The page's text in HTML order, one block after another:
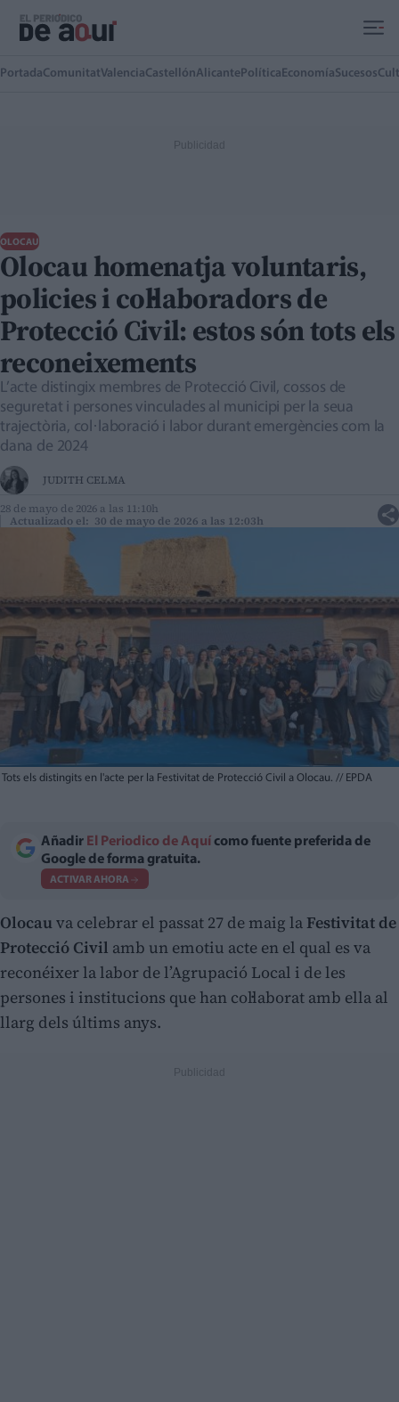
PortadaComunitatValenciaCastellónAlicante Política EconomíaSucesos
OLOCAU
Olocau homenatja voluntaris,
policies i col·laboradors de
Protecció Civil: estos són tots els
reconeixements
L’acte distingix membres de Protecció Civil, cossos de
seguretat i persones vinculades al municipi per la seua
trajectòria, col·laboració i labor durant emergències com la
dana de 2024
JUDITH CELMA
28 de mayo de 2026 a las 11:10h
Actualizado el: 30 de mayo de 2026 a las 12:03h
Tots els distingits en l'acte per la Festivitat de Protecció Civil a Olocau. // EPDA
Añadir El Periodico de Aquí como fuente preferida de
Google de forma gratuita.
ACTIVAR AHORA
Olocauva celebrar el passat 27 de maig la Festivitat de
Protecció Civil amb un emotiu acte en el qual es va
reconéixer la labor de l’Agrupació Local i de les
persones i institucions que han col·laborat amb ella al
llarg dels últims anys.